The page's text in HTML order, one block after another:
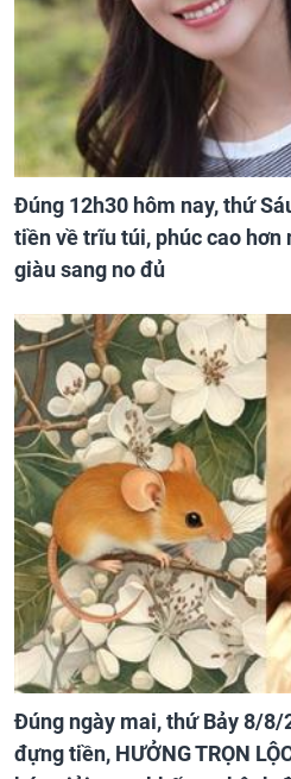
Đúng 12h30 hôm nay, thứ
tiền về trĩu túi, phúc cao hơn
giàu sang no đủ
Đúng ngày mai, thứ Bảy 8/8/
đựng tiền, HƯỞNG TRỌN